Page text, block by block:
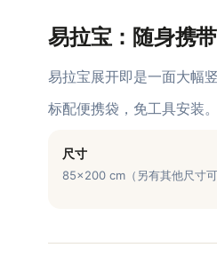
易拉宝：随身携
易拉宝展开即是一面大幅
标配便携袋，免工具安装
尺寸
85x200 cm（另有其他尺寸可